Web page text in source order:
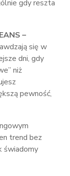
gdy reszta
–
się w
dni, gdy
niż
pewność,
trend bez
świadomy